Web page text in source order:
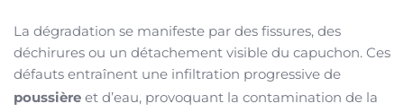
La dégradation se manifeste par des fissures, des
déchirures ou un détachement visible du capuchon. Ces
défauts entraînent une infiltration progressive de
poussière et d’eau, provoquant la contamination de la